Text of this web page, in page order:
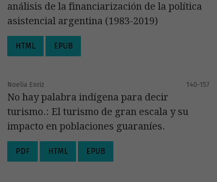
análisis de la financiarización de la política
asistencial argentina (1983-2019)
HTML EPUB
Noelia Enriz 140-157
No hay palabra indígena para decir
turismo.: El turismo de gran escala y su
impacto en poblaciones guaraníes.
PDF HTML EPUB